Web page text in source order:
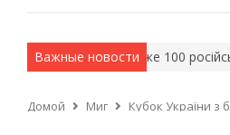
Важные новости
методы. Майже 100
Домой Миг Кубок України з